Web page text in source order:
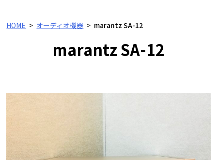
HOME オーディオ機器 marantz SA-12
marantz SA-12